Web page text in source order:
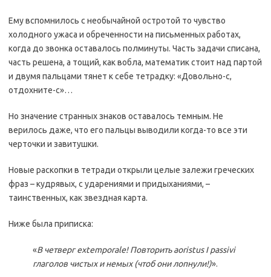
Ему вспомнилось с необычайной остротой то чувство
холодного ужаса и обреченности на письменных работах,
когда до звонка оставалось полминуты. Часть задачи списана,
часть решена, а тощий, как вобла, математик стоит над партой
и двумя пальцами тянет к себе тетрадку: «Довольно-с,
отдохните-с»…
Но значение странных знаков оставалось темным. Не
верилось даже, что его пальцы выводили когда-то все эти
черточки и завитушки.
Новые раскопки в тетради открыли целые залежи греческих
фраз – кудрявых, с ударениями и придыханиями, –
таинственных, как звездная карта.
Ниже была приписка:
«В четверг extemporale! Повторить aoristus I passivi
глаголов чистых и немых (чтоб они лопнули!)».